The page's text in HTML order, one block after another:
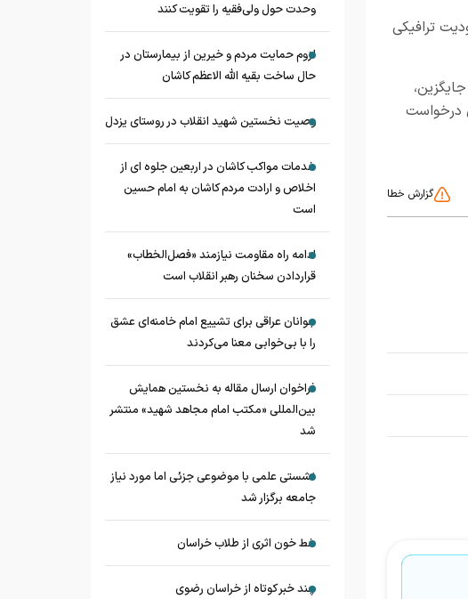
ترافیکی
درخواست
گزارش خطا
وحدت حول ولی‌فقیه را تقویت کنند
لزوم حمایت مردم و خیرین از بیمارستان در
حال ساخت بقیه الله الاعظم کاشان
وصیت نخستین شهید انقلاب در روستای یزدل
خدمات مواکب کاشان در اربعین جلوه ای از
اخلاص و ارادت مردم کاشان به امام حسین
است
ادامه راه مقاومت نیازمند «فصل‌الخطاب»
قراردادن سخنان رهبر انقلاب است
جوانان عراقی برای تشییع امام خامنه‌ای عشق
را با بی‌خوابی معنا می‌کردند
فراخوان ارسال مقاله به نخستین همایش
بین‌المللی «مکتب امام مجاهد شهید» منتشر
شد
نشستی علمی با موضوعی جزئی اما مورد نیاز
جامعه برگزار شد
خط خون اثری از طلاب خراسان
چند خبر کوتاه از خراسان رضوی